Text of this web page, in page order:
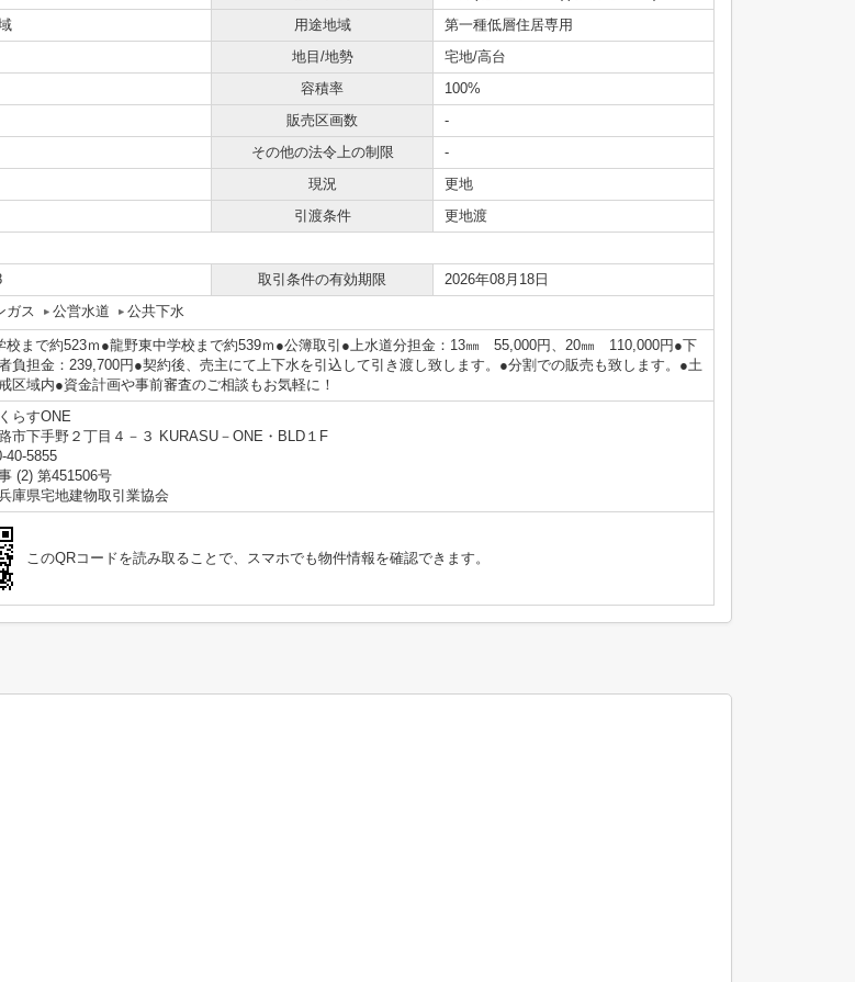
用途地域
第一種低層住居専用
地目/地勢
宅地/高台
容積率
100%
販売区画数
-
その他の法令上の制限
-
現況
更地
引渡条件
更地渡
取引条件の有効期限
2026年08月18日
ガス 公営水道 公共下水
校まで約523ｍ●龍野東中学校まで約539ｍ●公簿取引●上水道分担金：13㎜ 55,000円、20㎜ 110,000円●下
負担金：239,700円●契約後、売主にて上下水を引込して引き渡し致します。●分割での販売も致します。●土
区域内●資金計画や事前審査のご相談もお気軽に！
らすONE
市下手野２丁目４－３ KURASU－ONE・BLD１F
40-5855
(2) 第451506号
兵庫県宅地建物取引業協会
このQRコードを読み取ることで、スマホでも物件情報を確認できます。